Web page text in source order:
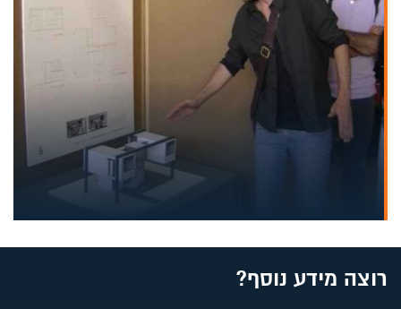
רוצה מידע נוסף?